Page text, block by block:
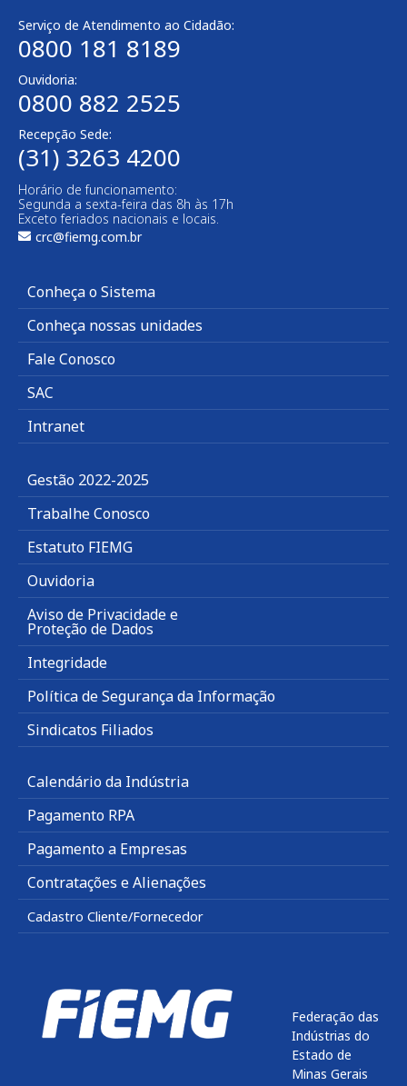
Serviço de Atendimento ao Cidadão:
0800 181 8189
Ouvidoria:
0800 882 2525
Recepção Sede:
(31) 3263 4200
Horário de funcionamento:
Segunda a sexta-feira das 8h às 17h
Exceto feriados nacionais e locais.
crc@fiemg.com.br
Conheça o Sistema
Conheça nossas unidades
Fale Conosco
SAC
Intranet
Gestão 2022-2025
Trabalhe Conosco
Estatuto FIEMG
Ouvidoria
Aviso de Privacidade e
Proteção de Dados
Integridade
Política de Segurança da Informação
Sindicatos Filiados
Calendário da Indústria
Pagamento RPA
Pagamento a Empresas
Contratações e Alienações
Cadastro Cliente/Fornecedor
Federação das
Indústrias do
Estado de
Minas Gerais